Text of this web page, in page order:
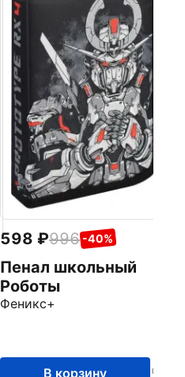
598 996 -40%
Пенал школьный
Роботы
Феникс+
В корзину